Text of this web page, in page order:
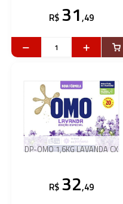
R$ 31,49
DP-OMO 1,6KG LAVANDA CX
R$ 32,49